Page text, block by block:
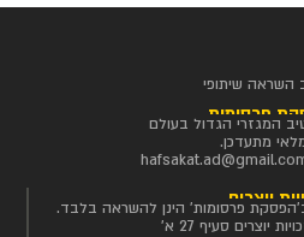
השראה שיתופי
פרסומות
המגזרי הגדול בעולם
מתעדכן.
יוצריםפרסומות' הינן להשראה בלבד.
יוצרים סעיף 27 א'